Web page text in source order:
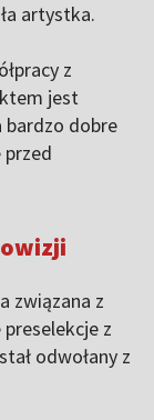
artystka.
z
jest
bardzo dobre
przed
związana z
z
odwołany z